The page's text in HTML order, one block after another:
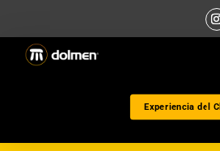
Experiencia del